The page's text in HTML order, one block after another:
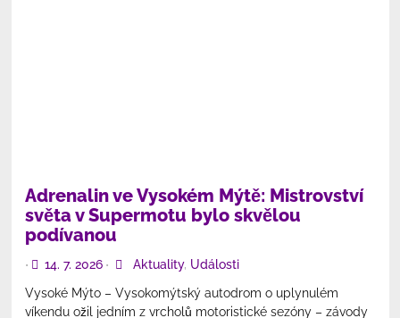
Adrenalin ve Vysokém Mýtě: Mistrovství
světa v Supermotu bylo skvělou
podívanou
• 14. 7. 2026 • Aktuality, Události
Vysoké Mýto – Vysokomýtský autodrom o uplynulém
víkendu ožil jedním z vrcholů motoristické sezóny – závody